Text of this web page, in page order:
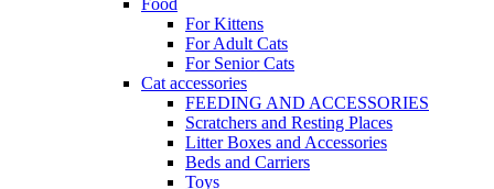
For Kittens
For Adult Cats
For Senior Cats
Cat accessories
FEEDING AND ACCESSORIES
Scratchers and Resting Places
Litter Boxes and Accessories
Beds and Carriers
Toys